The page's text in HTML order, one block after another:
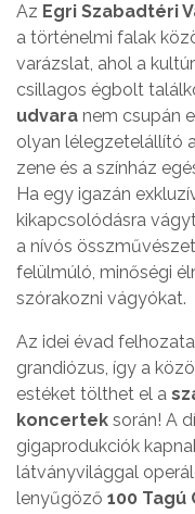
Az Egri Szabadtéri
a történelmi falak
varázslat, ahol a
csillagos égbolt
udvara nem csupán
olyan lélegzetelállító
zene és a színház
Ha egy igazán
kikapcsolódásra
a nívós
felülmúló, minőségi
szórakozni vágyókat.
Az idei évad
grandiózus, így a
estéket tölthet el a
koncertek során! A
gigaprodukciók
látványvilággal
lenyűgöző 100